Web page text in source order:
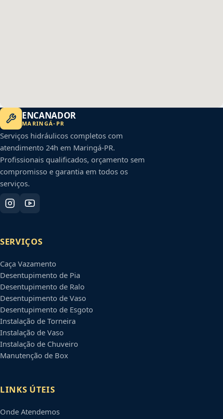
ENCANADOR
MARINGÁ- PR
Serviços hidráulicos completos com
atendimento 24h em Maringá-PR.
Profissionais qualificados, orçamento sem
compromisso e garantia em todos os
serviços.
SERVIÇOS
Caça Vazamento
Desentupimento de Pia
Desentupimento de Ralo
Desentupimento de Vaso
Desentupimento de Esgoto
Instalação de Torneira
Instalação de Vaso
Instalação de Chuveiro
Manutenção de Box
LINKS ÚTEIS
Onde Atendemos